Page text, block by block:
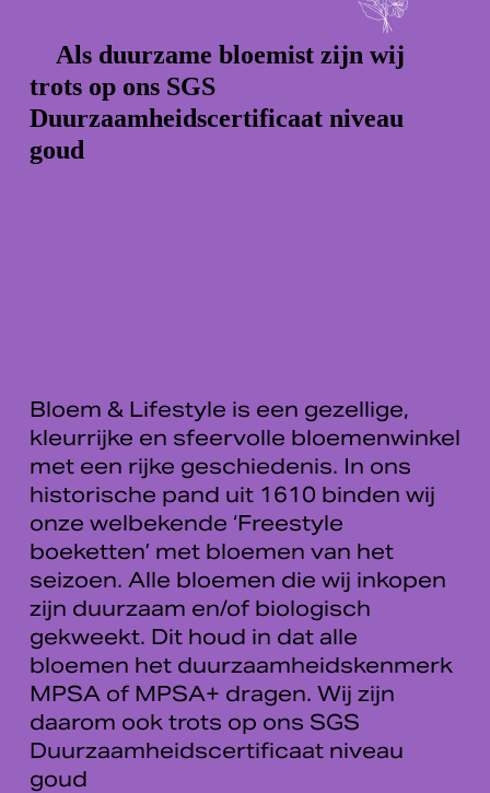
Als duurzame bloemist zijn wij
trots op ons SGS
Duurzaamheidscertificaat niveau
goud
Bloem & Lifestyle is een gezellige,
kleurrijke en sfeervolle bloemenwinkel
met een rijke geschiedenis. In ons
historische pand uit 1610 binden wij
onze welbekende ‘Freestyle
boeketten’ met bloemen van het
seizoen. Alle bloemen die wij inkopen
zijn duurzaam en/of biologisch
gekweekt. Dit houd in dat alle
bloemen het duurzaamheidskenmerk
MPSA of MPSA+ dragen. Wij zijn
daarom ook trots op ons SGS
Duurzaamheidscertificaat niveau
goud